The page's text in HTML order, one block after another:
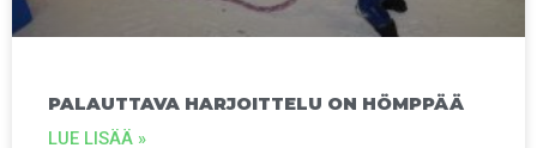
PALAUTTAVA HARJOITTELU ON HÖMPPÄÄ
LUE LISÄÄ »